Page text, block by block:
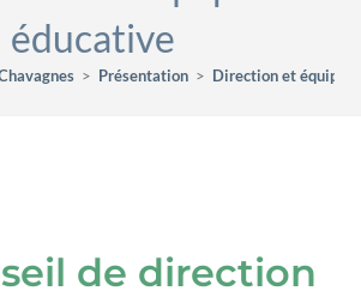
éducative
> Présentation > Direction et équipe
de direction